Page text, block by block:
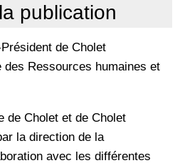
publication
de Cholet
des Ressources humaines et
de Cholet et de Cholet
la direction de la
avec les différentes